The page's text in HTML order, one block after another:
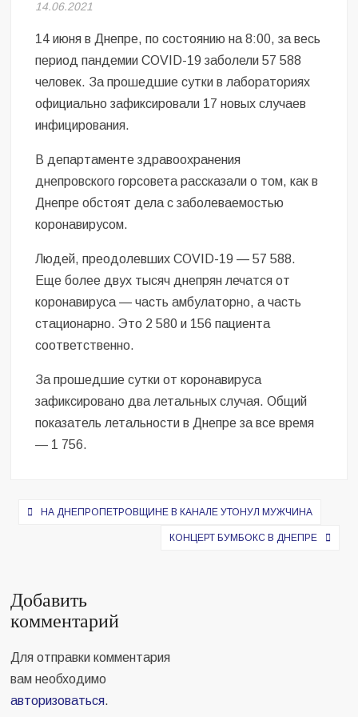
Безугла закликає валити Сирського
Світові бренди одягу та взуття: розвиток ринку та вплив на
сучасну моду
Командувач ВМС Неїжпапа закликав не дестабілізувати ситуацію
навколо керівництва армії
14.06.2021
14 июня в Днепре, по состоянию на 8:00, за весь
период пандемии COVID-19 заболели 57 588
человек. За прошедшие сутки в лабораториях
официально зафиксировали 17 новых случаев
инфицирования.
В департаменте здравоохранения
днепровского горсовета рассказали о том, как в
Днепре обстоят дела с заболеваемостью
коронавирусом.
Людей, преодолевших COVID-19 — 57 588.
Еще более двух тысяч днепрян лечатся от
коронавируса — часть амбулаторно, а часть
стационарно. Это 2 580 и 156 пациента
соответственно.
За прошедшие сутки от коронавируса
зафиксировано два летальных случая. Общий
показатель летальности в Днепре за все время
— 1 756.
Навигация
НА ДНЕПРОПЕТРОВЩИНЕ В КАНАЛЕ УТОНУЛ МУЖЧИНА
КОНЦЕРТ БУМБОКС В ДНЕПРЕ
Добавить
комментарий
Для отправки комментария
вам необходимо
авторизоваться.